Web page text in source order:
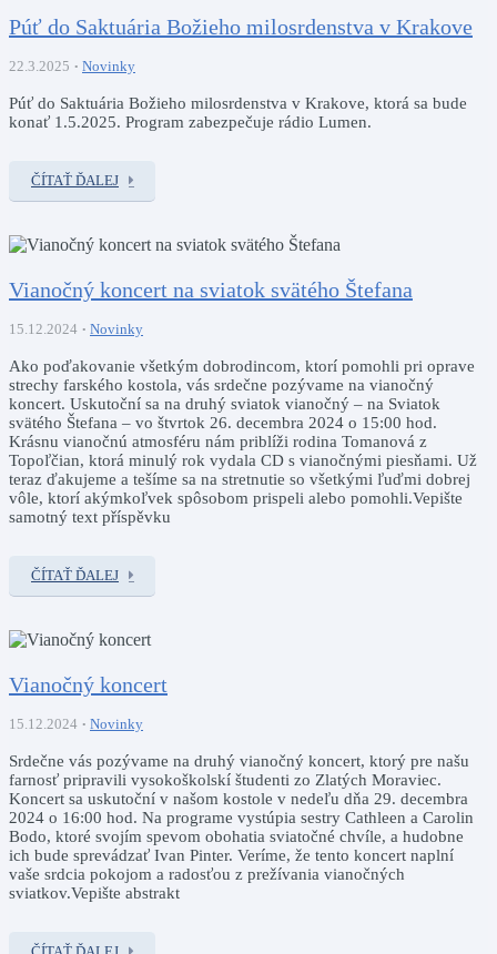
Púť do Saktuária Božieho milosrdenstva v Krakove
22.3.2025 Novinky
Púť do Saktuária Božieho milosrdenstva v Krakove, ktorá sa bude
konať 1.5.2025. Program zabezpečuje rádio Lumen.
ČÍTAŤ ĎALEJ
Vianočný koncert na sviatok svätého Štefana
15.12.2024 Novinky
Ako poďakovanie všetkým dobrodincom, ktorí pomohli pri oprave
strechy farského kostola, vás srdečne pozývame na vianočný
koncert. Uskutoční sa na druhý sviatok vianočný – na Sviatok
svätého Štefana – vo štvrtok 26. decembra 2024 o 15:00 hod.
Krásnu vianočnú atmosféru nám priblíži rodina Tomanová z
Topoľčian, ktorá minulý rok vydala CD s vianočnými piesňami. Už
teraz ďakujeme a tešíme sa na stretnutie so všetkými ľuďmi dobrej
vôle, ktorí akýmkoľvek spôsobom prispeli alebo pomohli.Vepište
samotný text příspěvku
ČÍTAŤ ĎALEJ
Vianočný koncert
15.12.2024 Novinky
Srdečne vás pozývame na druhý vianočný koncert, ktorý pre našu
farnosť pripravili vysokoškolskí študenti zo Zlatých Moraviec.
Koncert sa uskutoční v našom kostole v nedeľu dňa 29. decembra
2024 o 16:00 hod. Na programe vystúpia sestry Cathleen a Carolin
Bodo, ktoré svojím spevom obohatia sviatočné chvíle, a hudobne
ich bude sprevádzať Ivan Pinter. Veríme, že tento koncert naplní
vaše srdcia pokojom a radosťou z prežívania vianočných
sviatkov.Vepište abstrakt